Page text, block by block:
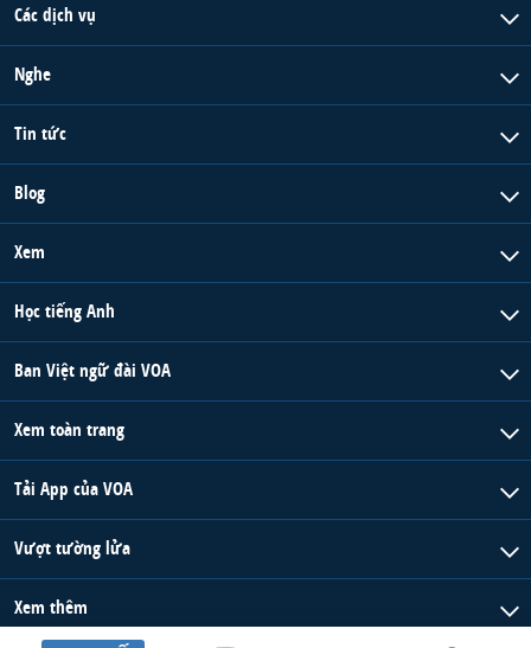
Các dịch vụ
Nghe
Tin tức
Blog
Xem
Học tiếng Anh
Ban Việt ngữ đài VOA
Xem toàn trang
Tải App của VOA
Vượt tường lửa
Xem thêm